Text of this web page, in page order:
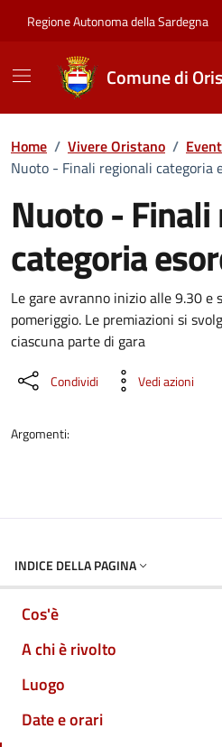
Regione Autonoma della Sardegna
Comune di
Home / Vivere Oristano /
Nuoto - Finali regionali categoria
Nuoto -
categoria
Dettaglio
Le gare avranno inizio alle 9.30 e
pomeriggio. Le premiazioni si
ciascuna parte di gara
Condividi Vedi azioni
Argomenti:
INDICE DELLA PAGINA
Cos'è
A chi è rivolto
Luogo
Date e orari